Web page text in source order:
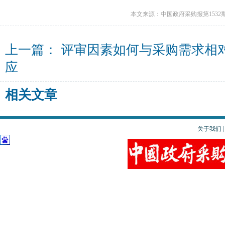
本文来源：中国政府采购报第1532
上一篇： 评审因素如何与采购需求相
应
相关文章
关于我们